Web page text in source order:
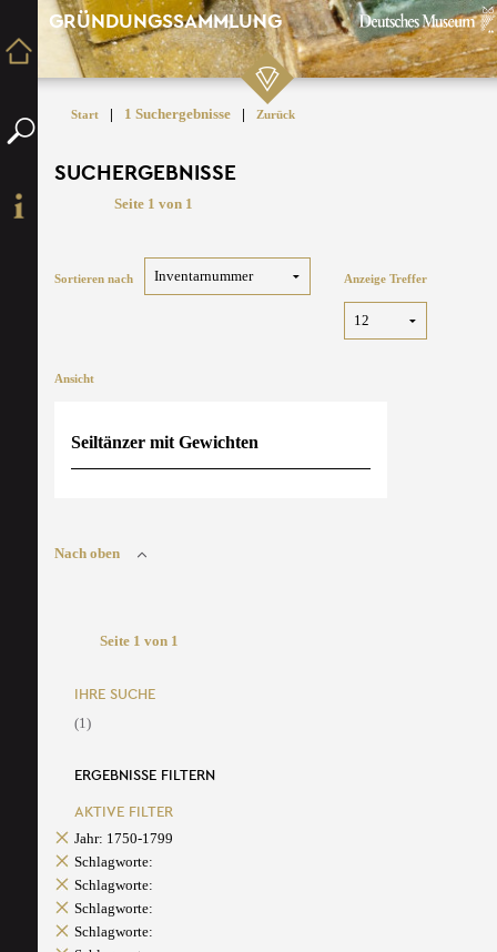
GRÜNDUNGSSAMMLUNG
Start | 1 Suchergebnisse | Zurück
SUCHERGEBNISSE
Seite 1 von 1
Sortieren nach Anzeige Treffer
Ansicht
Seiltänzer mit Gewichten
Nach oben
Seite 1 von 1
IHRE SUCHE
(1)
ERGEBNISSE FILTERN
AKTIVE FILTER
Jahr: 1750-1799
Schlagworte:
Schlagworte:
Schlagworte:
Schlagworte: